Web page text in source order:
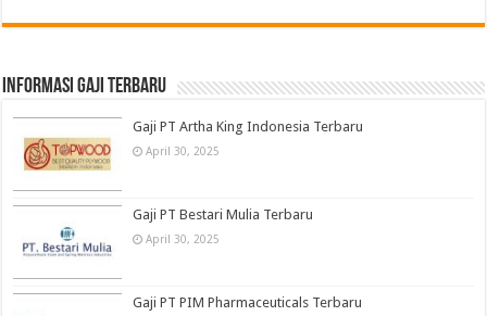
informasi gaji terbaru
Gaji PT Artha King Indonesia Terbaru
April 30, 2025
Gaji PT Bestari Mulia Terbaru
April 30, 2025
Gaji PT PIM Pharmaceuticals Terbaru